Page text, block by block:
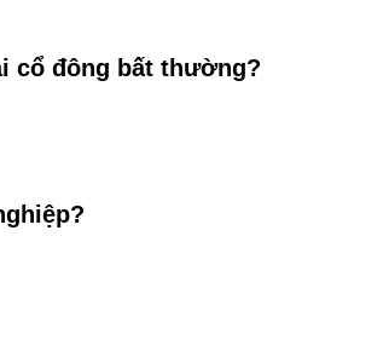
cổ đông bất thường?